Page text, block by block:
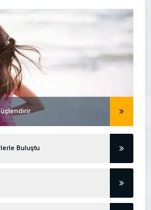
Buluştu